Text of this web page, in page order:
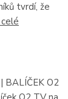
tvrdí, že
BALÍČEK O2